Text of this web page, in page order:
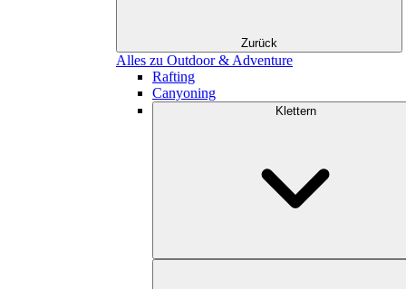
Zurück
Alles zu Outdoor & Adventure
Rafting
Canyoning
Klettern